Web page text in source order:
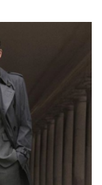
萬英鎊，佔總收
萬英鎊，佔總